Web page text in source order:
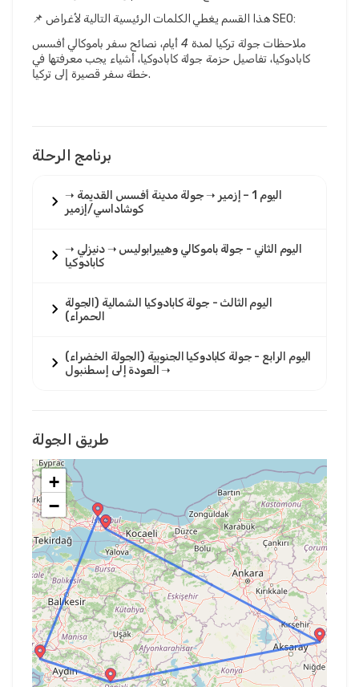
📌 هذا القسم يغطي الكلمات الرئيسية التالية لأغراض SEO:
ملاحظات جولة تركيا لمدة 4 أيام، نصائح سفر باموكالي أفسس
كابادوكيا، تفاصيل حزمة جولة كابادوكيا، أشياء يجب معرفتها في
خطة سفر قصيرة إلى تركيا.
برنامج الرحلة
اليوم 1 – إزمير ➝ جولة مدينة أفسس القديمة ➝
كوشاداسي/إزمير
اليوم الثاني - جولة باموكالي وهييرابوليس ➝ دنيزلي ➝
كابادوكيا
اليوم الثالث - جولة كابادوكيا الشمالية (الجولة
الحمراء)
اليوم الرابع - جولة كابادوكيا الجنوبية (الجولة الخضراء)
➝ العودة إلى إسطنبول
طريق الجولة
+
−